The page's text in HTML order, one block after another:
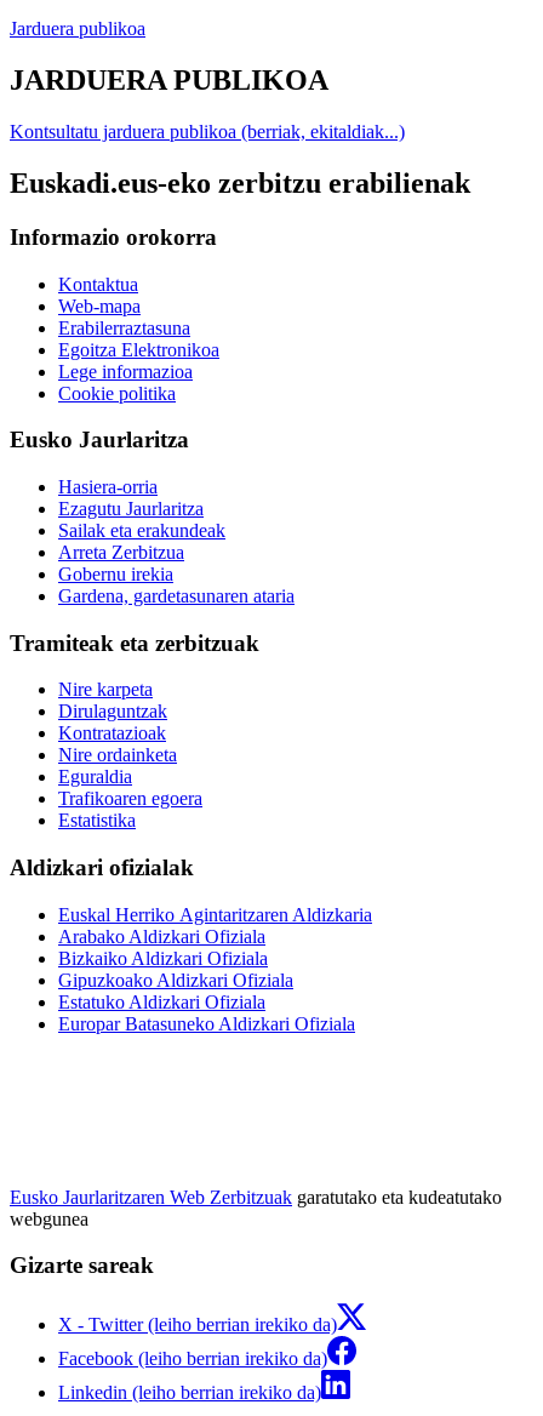
Jarduera publikoa
JARDUERA PUBLIKOA
Kontsultatu jarduera publikoa (berriak, ekitaldiak...)
Euskadi.eus-eko zerbitzu erabilienak
Informazio orokorra
Kontaktua
Web-mapa
Erabilerraztasuna
Egoitza Elektronikoa
Lege informazioa
Cookie politika
Eusko Jaurlaritza
Hasiera-orria
Ezagutu Jaurlaritza
Sailak eta erakundeak
Arreta Zerbitzua
Gobernu irekia
Gardena, gardetasunaren ataria
Tramiteak eta zerbitzuak
Nire karpeta
Dirulaguntzak
Kontratazioak
Nire ordainketa
Eguraldia
Trafikoaren egoera
Estatistika
Aldizkari ofizialak
Euskal Herriko Agintaritzaren Aldizkaria
Arabako Aldizkari Ofiziala
Bizkaiko Aldizkari Ofiziala
Gipuzkoako Aldizkari Ofiziala
Estatuko Aldizkari Ofiziala
Europar Batasuneko Aldizkari Ofiziala
Eusko Jaurlaritzaren Web Zerbitzuak garatutako eta kudeatutako
webgunea
Gizarte sareak
X - Twitter (leiho berrian irekiko da)
Facebook (leiho berrian irekiko da)
Linkedin (leiho berrian irekiko da)